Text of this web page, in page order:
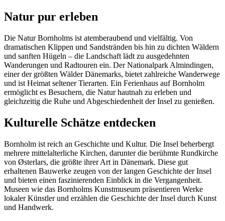
Natur pur erleben
Die Natur Bornholms ist atemberaubend und vielfältig. Von
dramatischen Klippen und Sandstränden bis hin zu dichten Wäldern
und sanften Hügeln – die Landschaft lädt zu ausgedehnten
Wanderungen und Radtouren ein. Der Nationalpark Almindingen,
einer der größten Wälder Dänemarks, bietet zahlreiche Wanderwege
und ist Heimat seltener Tierarten. Ein Ferienhaus auf Bornholm
ermöglicht es Besuchern, die Natur hautnah zu erleben und
gleichzeitig die Ruhe und Abgeschiedenheit der Insel zu genießen.
Kulturelle Schätze entdecken
Bornholm ist reich an Geschichte und Kultur. Die Insel beherbergt
mehrere mittelalterliche Kirchen, darunter die berühmte Rundkirche
von Østerlars, die größte ihrer Art in Dänemark. Diese gut
erhaltenen Bauwerke zeugen von der langen Geschichte der Insel
und bieten einen faszinierenden Einblick in die Vergangenheit.
Museen wie das Bornholms Kunstmuseum präsentieren Werke
lokaler Künstler und erzählen die Geschichte der Insel durch Kunst
und Handwerk.